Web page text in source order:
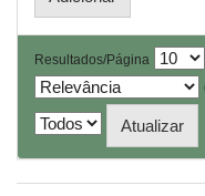
Resultados/Página